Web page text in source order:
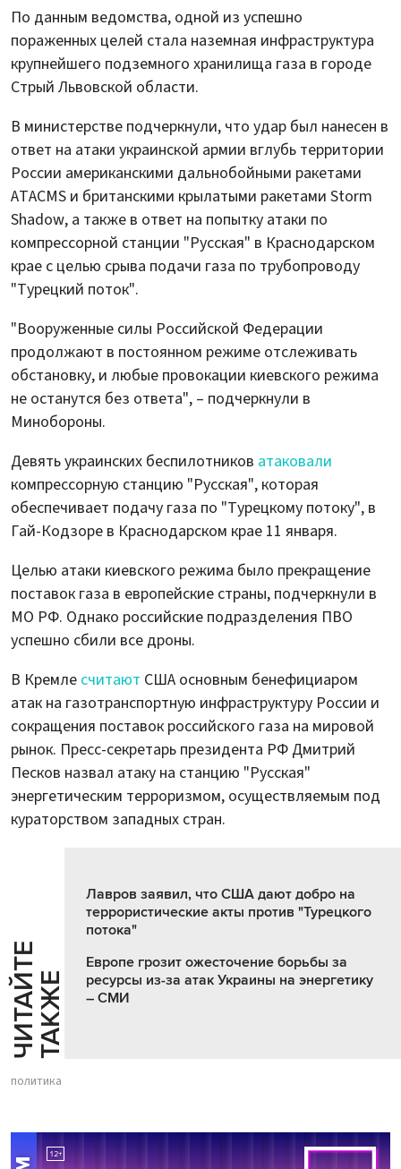
По данным ведомства, одной из успешно
пораженных целей стала наземная инфраструктура
крупнейшего подземного хранилища газа в городе
Стрый Львовской области.
В министерстве подчеркнули, что удар был нанесен в
ответ на атаки украинской армии вглубь территории
России американскими дальнобойными ракетами
ATACMS и британскими крылатыми ракетами Storm
Shadow, а также в ответ на попытку атаки по
компрессорной станции "Русская" в Краснодарском
крае с целью срыва подачи газа по трубопроводу
"Турецкий поток".
"Вооруженные силы Российской Федерации
продолжают в постоянном режиме отслеживать
обстановку, и любые провокации киевского режима
не останутся без ответа", – подчеркнули в
Минобороны.
Девять украинских беспилотников атаковали
компрессорную станцию "Русская", которая
обеспечивает подачу газа по "Турецкому потоку", в
Гай-Кодзоре в Краснодарском крае 11 января.
Целью атаки киевского режима было прекращение
поставок газа в европейские страны, подчеркнули в
МО РФ. Однако российские подразделения ПВО
успешно сбили все дроны.
В Кремле считают США основным бенефициаром
атак на газотранспортную инфраструктуру России и
сокращения поставок российского газа на мировой
рынок. Пресс-секретарь президента РФ Дмитрий
Песков назвал атаку на станцию "Русская"
энергетическим терроризмом, осуществляемым под
кураторством западных стран.
Ч
И
Т
АЙ
Т
Е
Т
А
К
ЖЕ
Лавров заявил, что США дают добро на
террористические акты против "Турецкого
потока"
Европе грозит ожесточение борьбы за
ресурсы из-за атак Украины на энергетику
– СМИ
политика